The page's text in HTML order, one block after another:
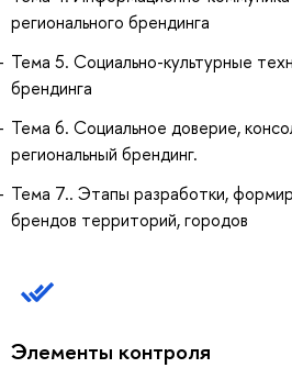
регионального брендинга
Тема 5. Социально-культурные
брендинга
Тема 6. Социальное доверие,
региональный брендинг.
Тема 7.. Этапы разработки,
брендов территорий, городов
Элементы контроля